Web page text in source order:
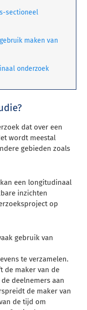
sectioneel
maken van
onderzoek
dat over een
wordt meestal
gebieden zoals
een longitudinaal
inzichten
op
gebruik van
te verzamelen.
de maker van de
deelnemers aan
de maker van
de tijd om